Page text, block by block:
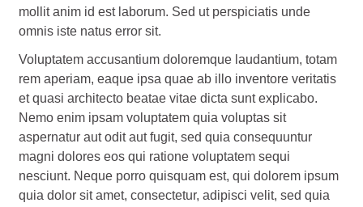
mollit anim id est laborum. Sed ut perspiciatis unde
omnis iste natus error sit.
Voluptatem accusantium doloremque laudantium, totam
rem aperiam, eaque ipsa quae ab illo inventore veritatis
et quasi architecto beatae vitae dicta sunt explicabo.
Nemo enim ipsam voluptatem quia voluptas sit
aspernatur aut odit aut fugit, sed quia consequuntur
magni dolores eos qui ratione voluptatem sequi
nesciunt. Neque porro quisquam est, qui dolorem ipsum
quia dolor sit amet, consectetur, adipisci velit, sed quia